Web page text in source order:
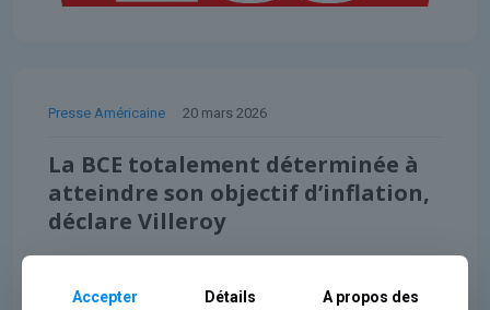
Presse Américaine 20 mars 2026
La BCE totalement déterminée à
atteindre son objectif d’inflation,
déclare Villeroy
Lire l'article
Accepter Détails A propos des